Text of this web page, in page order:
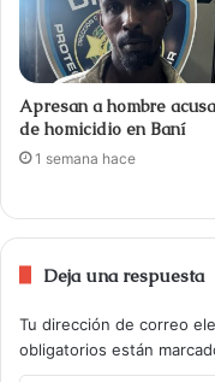
Apresan a hombre
de homicidio en Baní
1 semana hace
Deja una respuesta
Tu dirección de correo
obligatorios están